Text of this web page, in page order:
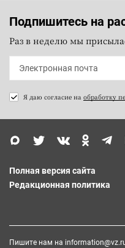
Подпишитесь на
Раз в неделю мы
Я даю согласие на обработку
Полная версия сайта
Редакционная политика
Пишите нам на